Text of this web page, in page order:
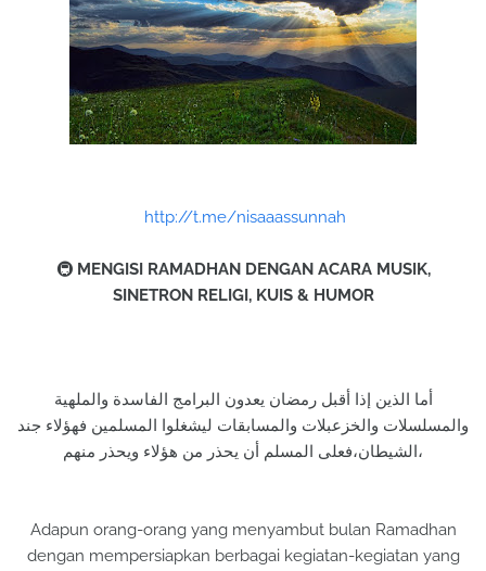
http://t.me/nisaaassunnah
🚇 MENGISI RAMADHAN DENGAN ACARA MUSIK,
SINETRON RELIGI, KUIS & HUMOR
أما الذين إذا أقبل رمضان يعدون البرامج الفاسدة والملهية
والمسلسلات والخزعبلات والمسابقات ليشغلوا المسلمين فهؤلاء جند
الشيطان،فعلى المسلم أن يحذر من هؤلاء ويحذر منهم،
Adapun orang-orang yang menyambut bulan Ramadhan
dengan mempersiapkan berbagai kegiatan-kegiatan yang